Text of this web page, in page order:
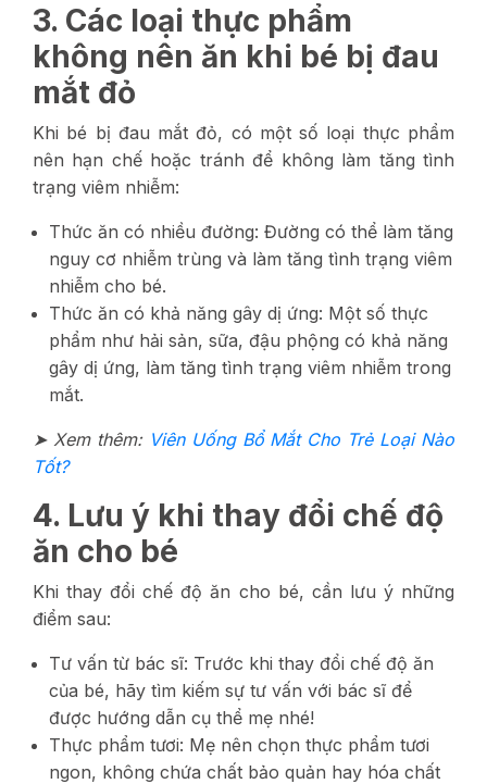
3. Các loại thực phẩm
không nên ăn khi bé bị đau
mắt đỏ
Khi bé bị đau mắt đỏ, có một số loại thực phẩm
nên hạn chế hoặc tránh để không làm tăng tình
trạng viêm nhiễm:
Thức ăn có nhiều đường: Đường có thể làm tăng
nguy cơ nhiễm trùng và làm tăng tình trạng viêm
nhiễm cho bé.
Thức ăn có khả năng gây dị ứng: Một số thực
phẩm như hải sản, sữa, đậu phộng có khả năng
gây dị ứng, làm tăng tình trạng viêm nhiễm trong
mắt.
➤ Xem thêm: Viên Uống Bổ Mắt Cho Trẻ Loại Nào
Tốt?
4. Lưu ý khi thay đổi chế độ
ăn cho bé
Khi thay đổi chế độ ăn cho bé, cần lưu ý những
điểm sau:
Tư vấn từ bác sĩ: Trước khi thay đổi chế độ ăn
của bé, hãy tìm kiếm sự tư vấn với bác sĩ để
được hướng dẫn cụ thể mẹ nhé!
Thực phẩm tươi: Mẹ nên chọn thực phẩm tươi
ngon, không chứa chất bảo quản hay hóa chất